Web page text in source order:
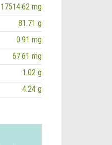
17514.62 mg
81.71 g
0.91 mg
67.61 mg
1.02 g
4.24 g